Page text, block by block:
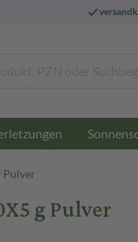
Pulver
g Pulver